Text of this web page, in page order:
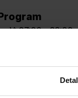
Program
- V: 07:00 – 22:00